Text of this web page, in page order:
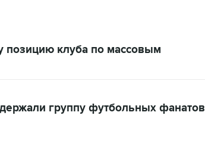
клуба по массовым
группу футбольных фанатов